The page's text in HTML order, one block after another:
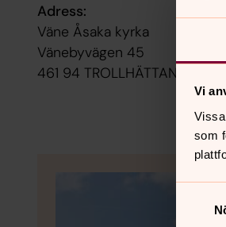
Vi
som
Adress:
Väne Åsaka kyrka
Vänebyvägen 45
461 94 TROLLHÄTTAN